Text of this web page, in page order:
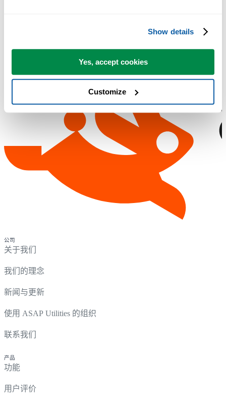
Show details
Yes, accept cookies
Customize
公司
关于我们
我们的理念
新闻与更新
使用 ASAP Utilities 的组织
联系我们
产品
功能
用户评价